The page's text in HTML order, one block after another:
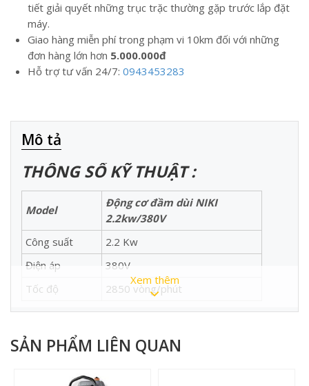
tiết giải quyết những trục trặc thường gặp trước lắp đặt
máy.
Giao hàng miễn phí trong phạm vi 10km đối với những
đơn hàng lớn hơn 5.000.000đ
Hỗ trợ tư vấn 24/7: 0943453283
Mô tả
THÔNG SỐ KỸ THUẬT :
Model
Động cơ đầm dùi NIKI
2.2kw/380V
Công suất
2.2 Kw
Điện áp
380V
Tốc độ
2850 vòng/phút
Kích thước
380 x 250 x 283
Trọng lượng
14 Kg
Xem thêm
SẢN PHẨM LIÊN QUAN